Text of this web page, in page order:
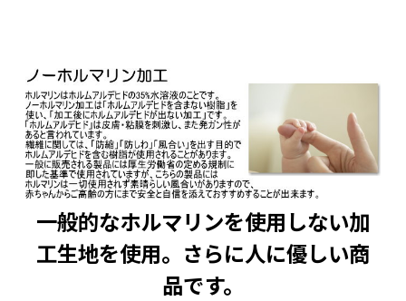
一般的なホルマリンを使用しない加
工生地を使用。さらに人に優しい商
品です。